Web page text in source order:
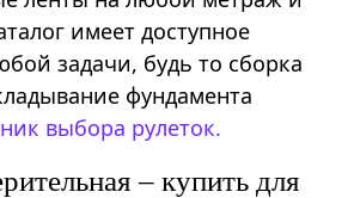
имеет доступное
задачи, будь то сборка
фундамента
выбора рулеток.
– купить для